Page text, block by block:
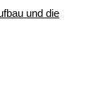
und die